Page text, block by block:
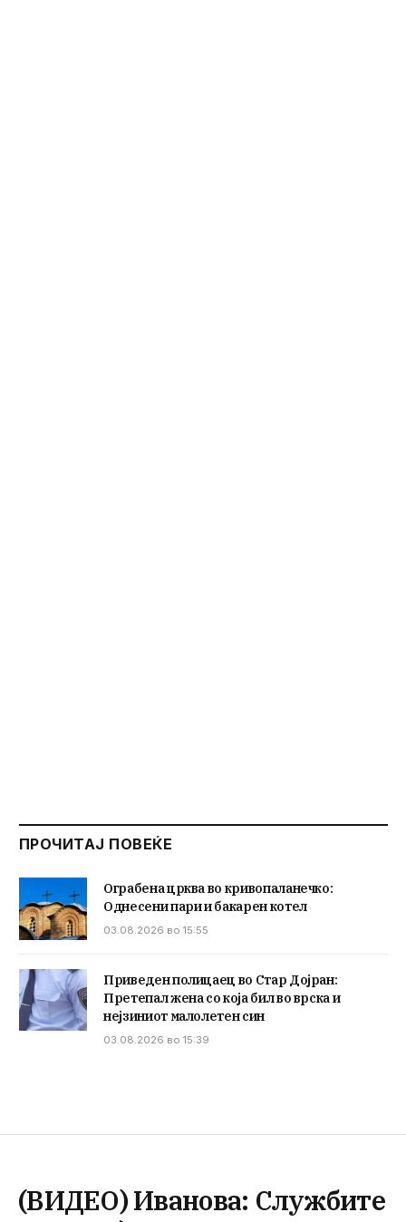
ПРОЧИТАЈ ПОВЕЌЕ
Ограбена црква во кривопаланечко:
Однесени пари и бакарен котел
03.08.2026 во 15:55
Приведен полицаец во Стар Дојран:
Претепал жена со која бил во врска и
нејзиниот малолетен син
03.08.2026 во 15:39
(ВИДЕО) Иванова: Службите